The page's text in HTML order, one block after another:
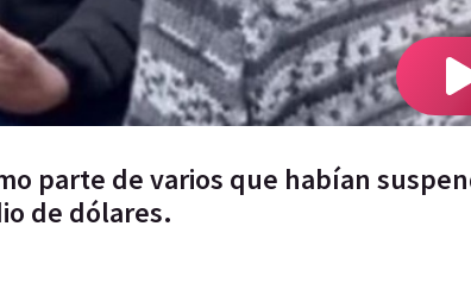
parte de varios que habían
de dólares.